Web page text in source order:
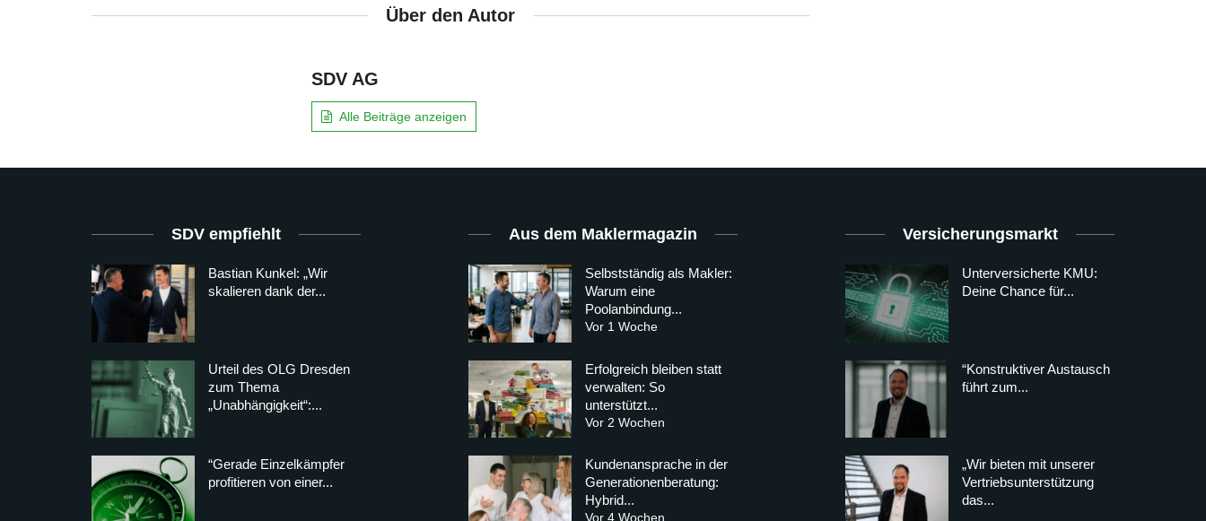
Über den Autor
SDV AG
Alle Beiträge anzeigen
SDV empfiehlt
Bastian Kunkel: „Wir
skalieren dank der...
Urteil des OLG Dresden
zum Thema
„Unabhängigkeit“:...
“Gerade Einzelkämpfer
profitieren von einer...
Aus dem Maklermagazin
Selbstständig als Makler:
Warum eine
Poolanbindung...
Vor 1 Woche
Erfolgreich bleiben statt
verwalten: So
unterstützt...
Vor 2 Wochen
Kundenansprache in der
Generationenberatung:
Hybrid...
Vor 4 Wochen
Versicherungsmarkt
Unterversicherte KMU:
Deine Chance für...
“Konstruktiver Austausch
führt zum...
„Wir bieten mit unserer
Vertriebsunterstützung
das...